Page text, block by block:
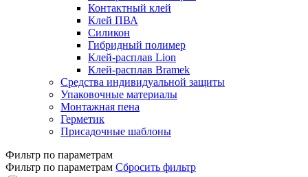
Контактный клей
Клей ПВА
Силикон
Гибридный полимер
Клей-расплав Lion
Клей-расплав Bramek
Средства индивидуальной защиты
Упаковочные материалы
Монтажная пена
Герметик
Присадочные шаблоны
Фильтр по параметрам
Фильтр по параметрам Сбросить фильтр